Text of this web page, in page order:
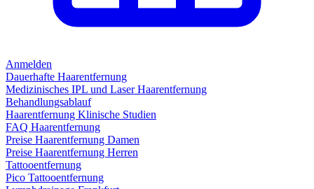
Anmelden
Dauerhafte Haarentfernung
Medizinisches IPL und Laser Haarentfernung
Behandlungsablauf
Haarentfernung Klinische Studien
FAQ Haarentfernung
Preise Haarentfernung Damen
Preise Haarentfernung Herren
Tattooentfernung
Pico Tattooentfernung